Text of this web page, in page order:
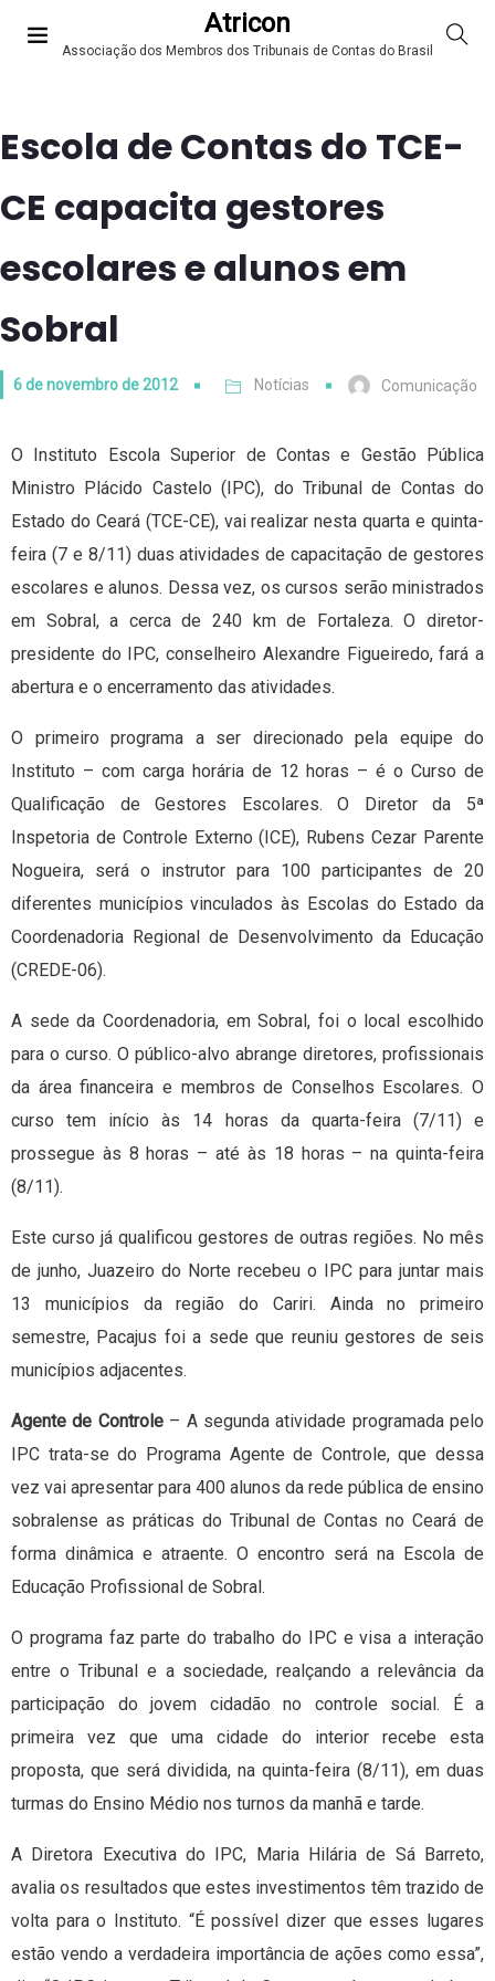
Atricon
Associação dos Membros dos Tribunais de Contas do Brasil
Escola de Contas do TCE-
CE capacita gestores
escolares e alunos em
Sobral
6 de novembro de 2012 Notícias Comunicação
O Instituto Escola Superior de Contas e Gestão Pública
Ministro Plácido Castelo (IPC), do Tribunal de Contas do
Estado do Ceará (TCE-CE), vai realizar nesta quarta e quinta-
feira (7 e 8/11) duas atividades de capacitação de gestores
escolares e alunos. Dessa vez, os cursos serão ministrados
em Sobral, a cerca de 240 km de Fortaleza. O diretor-
presidente do IPC, conselheiro Alexandre Figueiredo, fará a
abertura e o encerramento das atividades.
O primeiro programa a ser direcionado pela equipe do
Instituto – com carga horária de 12 horas – é o Curso de
Qualificação de Gestores Escolares. O Diretor da 5ª
Inspetoria de Controle Externo (ICE), Rubens Cezar Parente
Nogueira, será o instrutor para 100 participantes de 20
diferentes municípios vinculados às Escolas do Estado da
Coordenadoria Regional de Desenvolvimento da Educação
(CREDE-06).
A sede da Coordenadoria, em Sobral, foi o local escolhido
para o curso. O público-alvo abrange diretores, profissionais
da área financeira e membros de Conselhos Escolares. O
curso tem início às 14 horas da quarta-feira (7/11) e
prossegue às 8 horas – até às 18 horas – na quinta-feira
(8/11).
Este curso já qualificou gestores de outras regiões. No mês
de junho, Juazeiro do Norte recebeu o IPC para juntar mais
13 municípios da região do Cariri. Ainda no primeiro
semestre, Pacajus foi a sede que reuniu gestores de seis
municípios adjacentes.
Agente de Controle– A segunda atividade programada pelo
IPC trata-se do Programa Agente de Controle, que dessa
vez vai apresentar para 400 alunos da rede pública de ensino
sobralense as práticas do Tribunal de Contas no Ceará de
forma dinâmica e atraente. O encontro será na Escola de
Educação Profissional de Sobral.
O programa faz parte do trabalho do IPC e visa a interação
entre o Tribunal e a sociedade, realçando a relevância da
participação do jovem cidadão no controle social. É a
primeira vez que uma cidade do interior recebe esta
proposta, que será dividida, na quinta-feira (8/11), em duas
turmas do Ensino Médio nos turnos da manhã e tarde.
A Diretora Executiva do IPC, Maria Hilária de Sá Barreto,
avalia os resultados que estes investimentos têm trazido de
volta para o Instituto. “É possível dizer que esses lugares
estão vendo a verdadeira importância de ações como essa”,